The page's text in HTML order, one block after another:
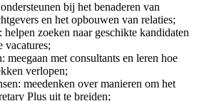
bij het benaderen van
en het opbouwen van relaties;
helpen zoeken naar geschikte kandidaten
vacatures;
meegaan met consultants en leren hoe
verlopen;
meedenken over manieren om het
Plus uit te breiden;